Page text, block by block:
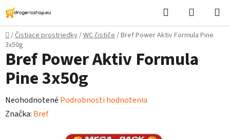
Prejsť
na
obsah
Hľadať
košík
Domov
/Čistiace prostriedky/WC čističe/Bref Power Aktiv Formula Pine
3x50g
Bref Power Aktiv Formula
Pine 3x50g
Priemerné
hodnotenie
Neohodnotené Podrobnosti hodnotenia
Značka: Bref